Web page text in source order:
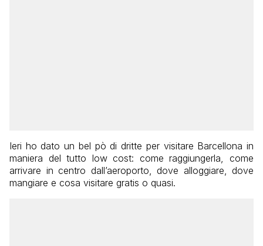
Ieri ho dato un bel pò di dritte per visitare Barcellona in
maniera del tutto low cost: come raggiungerla, come
arrivare in centro dall’aeroporto, dove alloggiare, dove
mangiare e cosa visitare gratis o quasi.